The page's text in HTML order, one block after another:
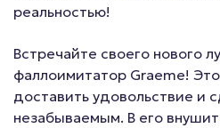
реальностью!
Встречайте своего нового
фаллоимитатор Graeme!
доставить удовольствие и
незабываемым. В его